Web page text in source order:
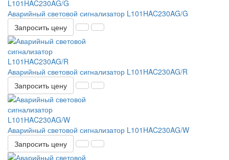
Аварийный световой сигнализатор L101HAC230AG/G
Запросить цену
Аварийный световой сигнализатор L101HAC230AG/R
Запросить цену
Аварийный световой сигнализатор L101HAC230AG/W
Запросить цену